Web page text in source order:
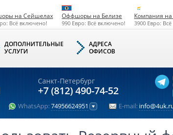
на Сейшелах
Всё включено!
Оффшоры на Белизе
990 Евро: Всё включено!
Компания на
3900 Евро:
ДОПОЛНИТЕЛЬНЫЕ
УСЛУГИ
АДРЕСА
ОФИСОВ
Санкт-Петербург
+7 (812) 490-74-52
WhatsApp:74956624951 E-mail: